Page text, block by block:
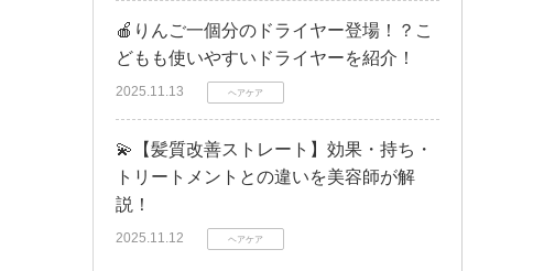
🍎りんご一個分のドライヤー登場！？こ
どもも使いやすいドライヤーを紹介！
2025.11.13 ヘアケア
💫【髪質改善ストレート】効果・持ち・
トリートメントとの違いを美容師が解
説！
2025.11.12 ヘアケア